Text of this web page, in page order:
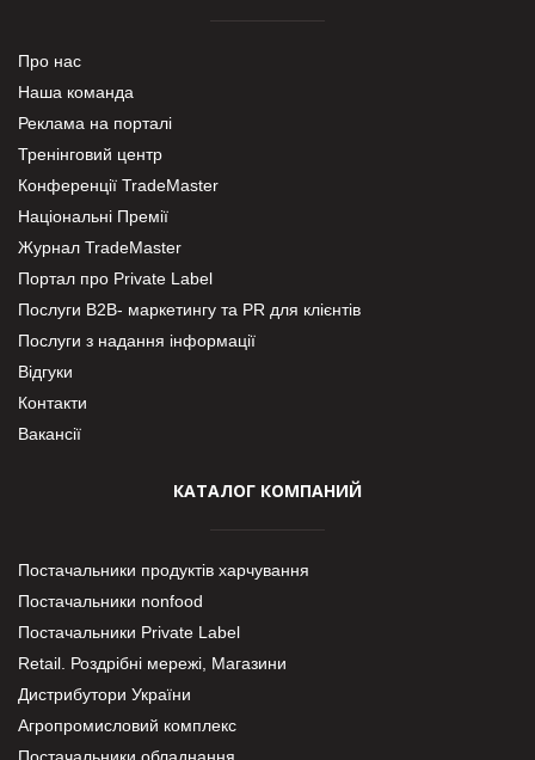
Про нас
Наша команда
Реклама на порталі
Тренінговий центр
Конференції TradeMaster
Національні Премії
Журнал TradeMaster
Портал про Private Label
Послуги В2В- маркетингу та PR для клієнтів
Послуги з надання інформації
Відгуки
Контакти
Вакансії
КАТАЛОГ КОМПАНИЙ
Постачальники продуктів харчування
Постачальники nonfood
Постачальники Private Label
Retail. Роздрібні мережі, Магазини
Дистрибутори України
Агропромисловий комплекс
Постачальники обладнання